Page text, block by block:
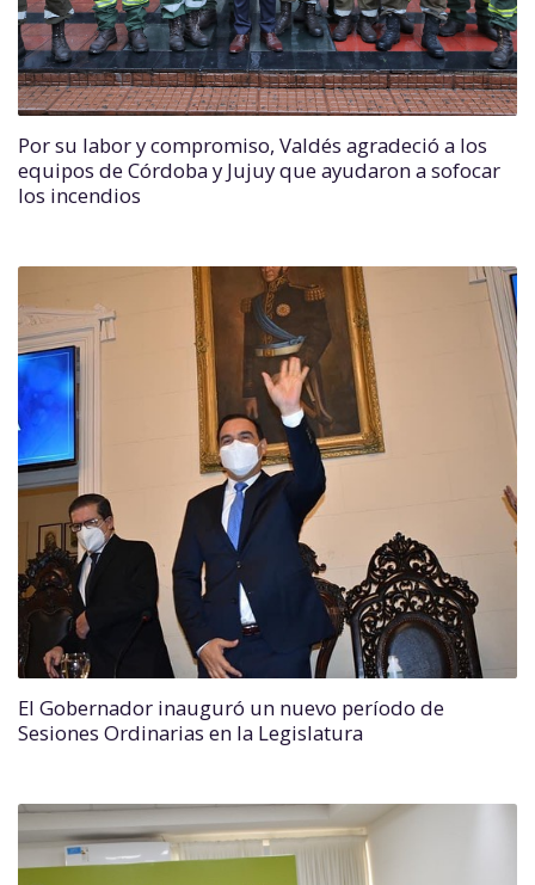
Por su labor y compromiso, Valdés agradeció a los
equipos de Córdoba y Jujuy que ayudaron a sofocar
los incendios
El Gobernador inauguró un nuevo período de
Sesiones Ordinarias en la Legislatura